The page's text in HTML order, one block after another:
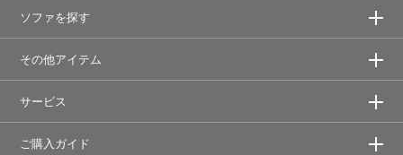
ソファを探す
その他アイテム
サービス
ご購入ガイド